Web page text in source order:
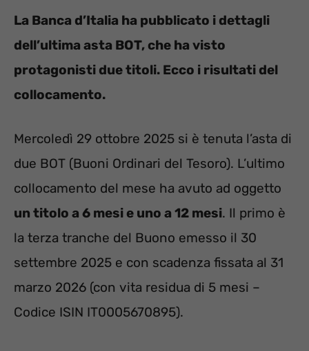
La Banca d’Italia ha pubblicato i dettagli
dell’ultima asta BOT, che ha visto
protagonisti due titoli. Ecco i risultati del
collocamento.
Mercoledì 29 ottobre 2025 si è tenuta l’asta di
due BOT (Buoni Ordinari del Tesoro). L’ultimo
collocamento del mese ha avuto ad oggetto
un titolo a 6 mesi e uno a 12 mesi. Il primo è
la terza tranche del Buono emesso il 30
settembre 2025 e con scadenza fissata al 31
marzo 2026 (con vita residua di 5 mesi –
Codice ISIN IT0005670895).